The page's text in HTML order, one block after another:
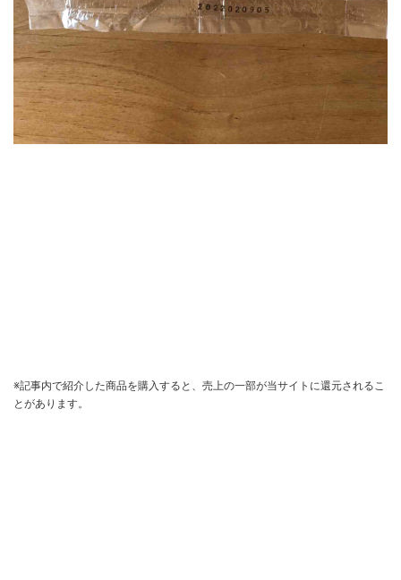
※記事内で紹介した商品を購入すると、売上の一部が当サイトに還元されるこ
とがあります。